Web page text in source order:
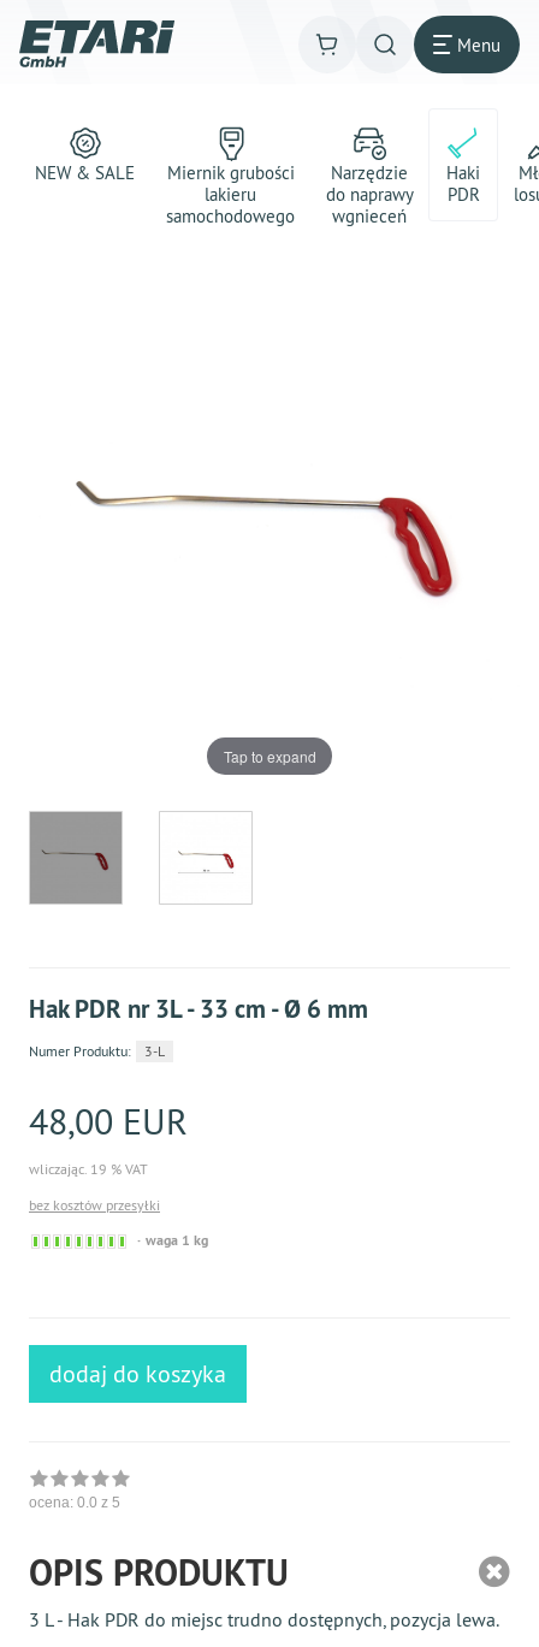
Menu
NEW & SALE
Miernik grubości
lakieru
samochodowego
Narzędzie
do naprawy
wgnieceń
Haki
PDR
Tap to expand
Hak PDR nr 3L - 33 cm - Ø 6 mm
Numer Produktu: 3-L
48,00 EUR
wliczając. 19 % VAT
bez kosztów przesyłki
Sofort
waga 1 kg
dodaj do koszyka
ocena: 0.0 z 5
OPIS PRODUKTU
3 L - Hak PDR do miejsc trudno dostępnych, pozycja lewa.